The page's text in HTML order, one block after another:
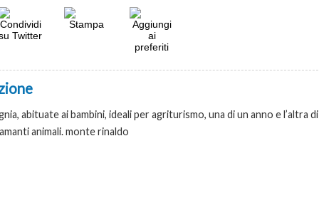
abituate ai bambini, ideali per agriturismo, una di un anno e l’altra
animali. monte rinaldo